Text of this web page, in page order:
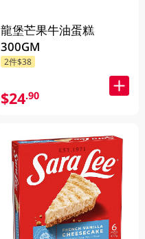
龍堡芒果牛油蛋糕
300GM
2件$38
$24.90